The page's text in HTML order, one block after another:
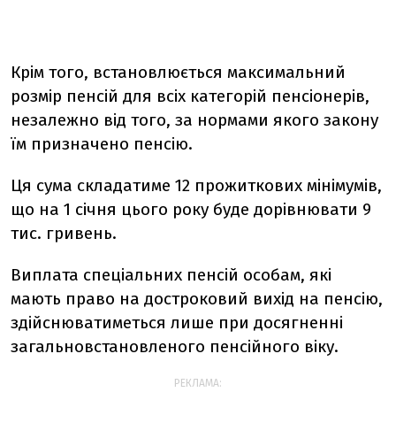
Крім того, встановлюється максимальний
розмір пенсій для всіх категорій пенсіонерів,
незалежно від того, за нормами якого закону
їм призначено пенсію.
Ця сума складатиме 12 прожиткових мінімумів,
що на 1 січня цього року буде дорівнювати 9
тис. гривень.
Виплата спеціальних пенсій особам, які
мають право на достроковий вихід на пенсію,
здійснюватиметься лише при досягненні
загальновстановленого пенсійного віку.
РЕКЛАМА: